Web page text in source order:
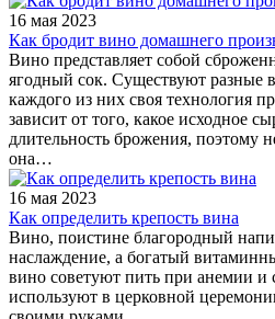
16 мая 2023
Как бродит вино домашнего
Вино представляет собой
ягодный сок. Существуют разные
каждого из них своя технология
зависит от того, какое исходное
длительность брожения, поэтому
она…
16 мая 2023
Как определить крепость вина
Вино, поистине благородный
наслаждение, а богатый
вино советуют пить при анемии и
используют в церковной